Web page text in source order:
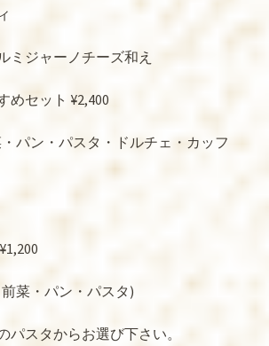
ミジャーノチーズ和え
めセット ¥2,400
パン・パスタ・ドルチェ・カッフ
¥1,200
菜・パン・パスタ)
パスタからお選び下さい。